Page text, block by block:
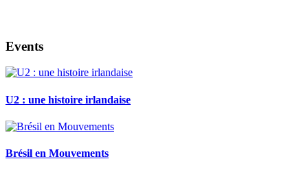
Events
U2 : une histoire irlandaise
Brésil en Mouvements